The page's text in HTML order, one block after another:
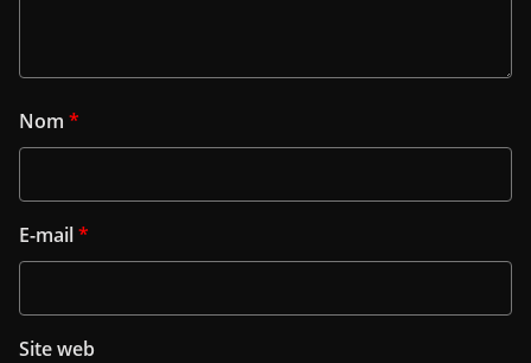
Nom *
E-mail*
Site web